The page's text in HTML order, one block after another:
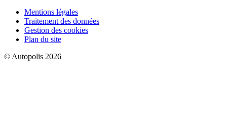
Mentions légales
Traitement des données
Gestion des cookies
Plan du site
© Autopolis 2026